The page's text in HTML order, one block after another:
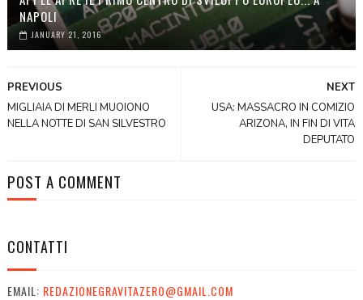
NAPOLI
JANUARY 21, 2016
NEXT
USA: MASSACRO IN COMIZIO
ARIZONA, IN FIN DI VITA
DEPUTATO
PREVIOUS
MIGLIAIA DI MERLI MUOIONO
NELLA NOTTE DI SAN SILVESTRO
POST A COMMENT
CONTATTI
EMAIL: REDAZIONEGRAVITAZERO@GMAIL.COM